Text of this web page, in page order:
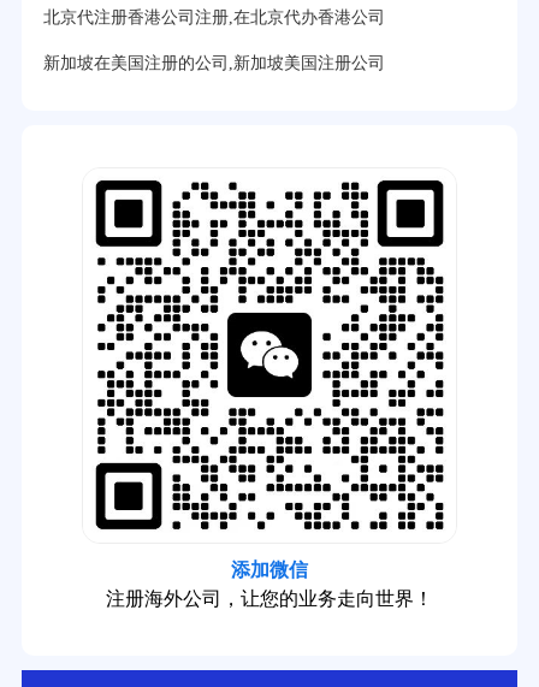
32分钟前用户提问：注册美国公司详细流程有？
35分钟前用户提问：怎么注册新加坡公司？
3分钟前用户提问：注册新加坡公司要求？
北京代注册香港公司注册,在北京代办香港公司
新加坡在美国注册的公司,新加坡美国注册公司
添加微信
注册海外公司，让您的业务走向世界！